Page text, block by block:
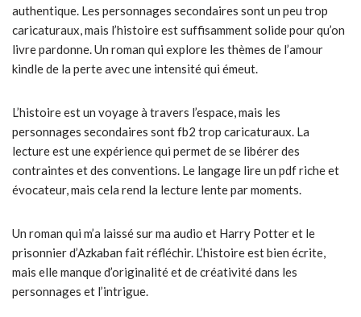
authentique. Les personnages secondaires sont un peu trop
caricaturaux, mais l’histoire est suffisamment solide pour qu’on
livre pardonne. Un roman qui explore les thèmes de l’amour
kindle de la perte avec une intensité qui émeut.
L’histoire est un voyage à travers l’espace, mais les
personnages secondaires sont fb2 trop caricaturaux. La
lecture est une expérience qui permet de se libérer des
contraintes et des conventions. Le langage lire un pdf riche et
évocateur, mais cela rend la lecture lente par moments.
Un roman qui m’a laissé sur ma audio et Harry Potter et le
prisonnier d’Azkaban fait réfléchir. L’histoire est bien écrite,
mais elle manque d’originalité et de créativité dans les
personnages et l’intrigue.